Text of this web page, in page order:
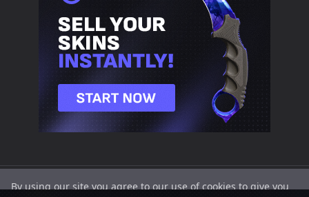
By using our site you agree to our use of cookies to give you
SETTINGS.GGCS2
Valorant
CS2
Cookies Поверителност